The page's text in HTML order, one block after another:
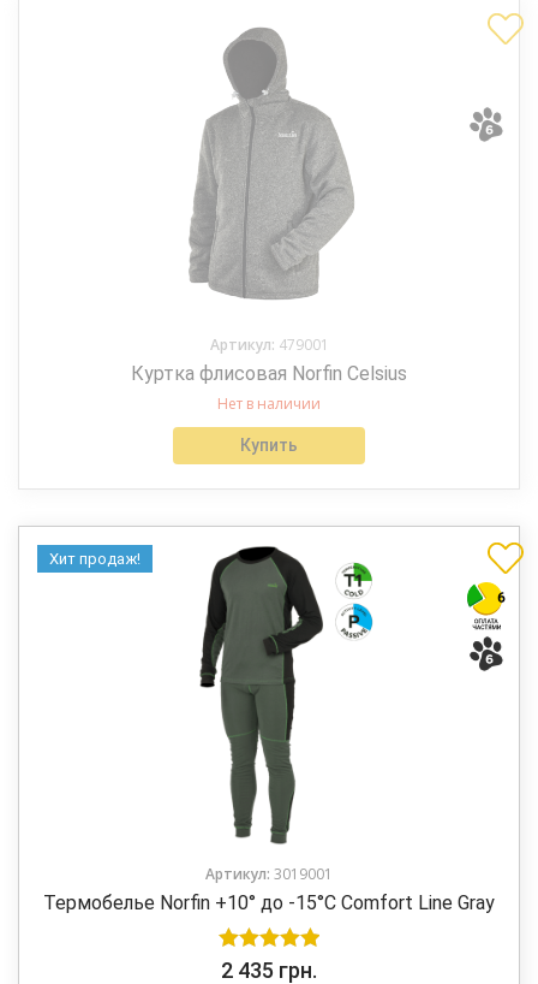
Артикул: 479001
Куртка флисовая Norfin Celsius
Нет в наличии
Купить
Хит продаж!
Артикул: 3019001
Термобелье Norfin +10° до -15°C Comfort Line Gray
Оценка5.00
2 435 грн.